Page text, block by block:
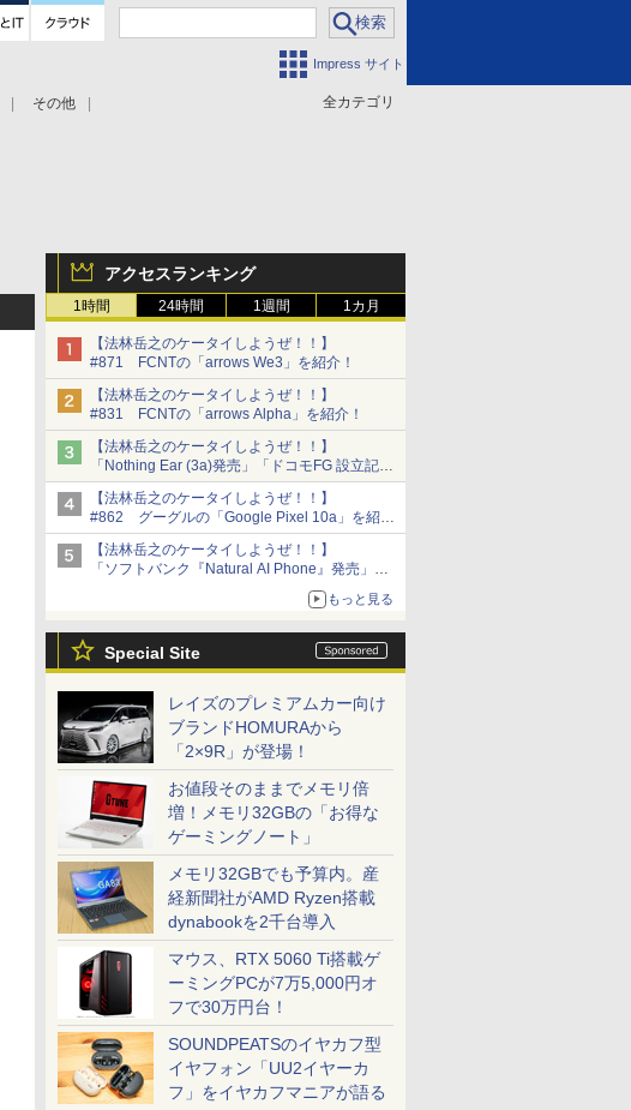
Impress サイト
全カテゴリ
その他
アクセスランキング
1時間 24時間 1週間 1カ月
【法林岳之のケータイしようぜ！！】
#871 FCNTの「arrows We3」を紹介！
【法林岳之のケータイしようぜ！！】
#831 FCNTの「arrows Alpha」を紹介！
【法林岳之のケータイしようぜ！！】
「Nothing Ear (3a)発売」「ドコモFG 設立記者
会見」
【法林岳之のケータイしようぜ！！】
#862 グーグルの「Google Pixel 10a」を紹
介！
【法林岳之のケータイしようぜ！！】
「ソフトバンク『Natural AI Phone』発売」
「ZTE『nubia Neo 5 GT』発売」「ソニー
もっと見る
Special Site
レイズのプレミアムカー向け
ブランドHOMURAから
「2×9R」が登場！
お値段そのままでメモリ倍
増！メモリ32GBの「お得な
ゲーミングノート」
メモリ32GBでも予算内。産
経新聞社がAMD Ryzen搭載
dynabookを2千台導入
マウス、RTX 5060 Ti搭載ゲ
ーミングPCが7万5,000円オ
フで30万円台！
SOUNDPEATSのイヤカフ型
イヤフォン「UU2イヤーカ
フ」をイヤカフマニアが語る